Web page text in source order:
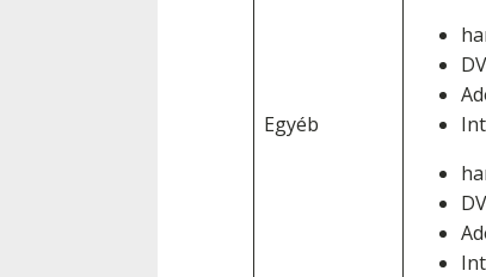
Egyéb